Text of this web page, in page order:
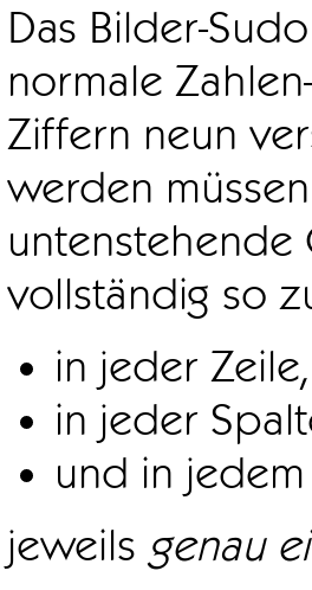
Das Bilder-
normale
Ziffern neun
werden
vollständig so
in jeder Zeile,
in jeder
und in
jeweils genau